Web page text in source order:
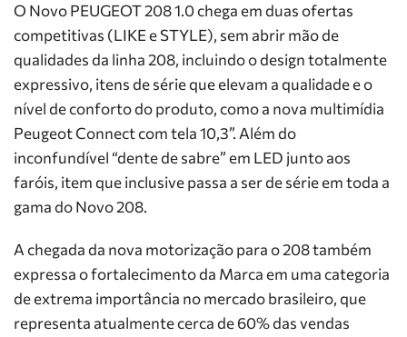
O Novo PEUGEOT 208 1.0 chega em duas ofertas
competitivas (LIKE e STYLE), sem abrir mão de
qualidades da linha 208, incluindo o design totalmente
expressivo, itens de série que elevam a qualidade e o
nível de conforto do produto, como a nova multimídia
Peugeot Connect com tela 10,3”. Além do
inconfundível “dente de sabre” em LED junto aos
faróis, item que inclusive passa a ser de série em toda a
gama do Novo 208.
A chegada da nova motorização para o 208 também
expressa o fortalecimento da Marca em uma categoria
de extrema importância no mercado brasileiro, que
representa atualmente cerca de 60% das vendas